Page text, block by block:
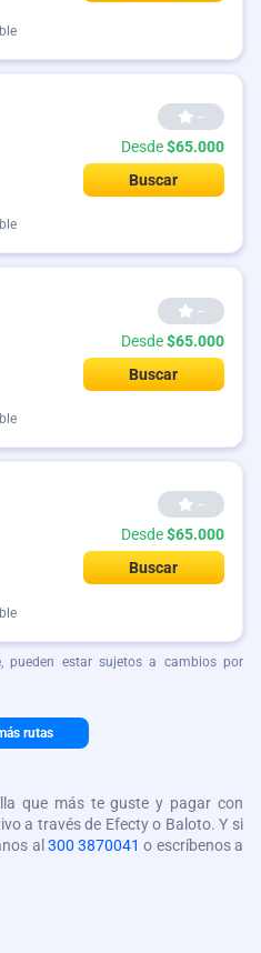
--
Desde$65.000
Buscar
--
Desde$65.000
Buscar
--
Desde$65.000
Buscar
pueden estar sujetos a cambios por
rutas
que más te guste y pagar con
a través de Efecty o Baloto. Y si
al 300 3870041 o escríbenos a